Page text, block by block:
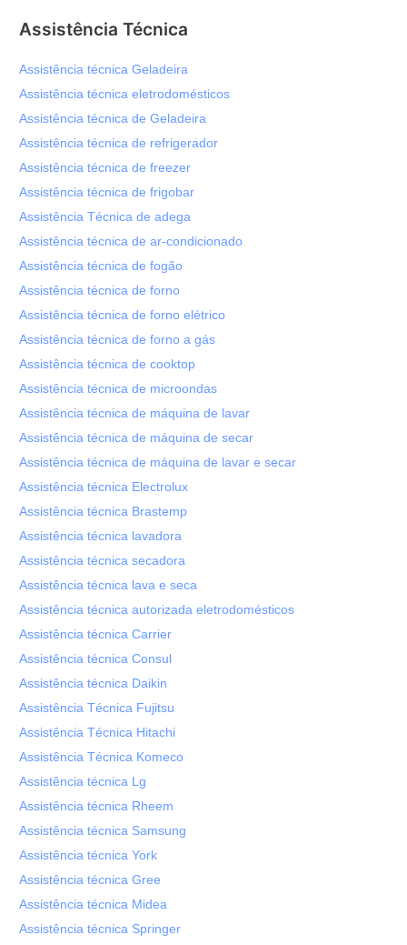
Assistência Técnica
Assistência técnica Geladeira
Assistência técnica eletrodomésticos
Assistência técnica de Geladeira
Assistência técnica de refrigerador
Assistência técnica de freezer
Assistência técnica de frigobar
Assistência Técnica de adega
Assistência técnica de ar-condicionado
Assistência técnica de fogão
Assistência técnica de forno
Assistência técnica de forno elétrico
Assistência técnica de forno a gás
Assistência técnica de cooktop
Assistência técnica de microondas
Assistência técnica de máquina de lavar
Assistência técnica de máquina de secar
Assistência técnica de máquina de lavar e secar
Assistência técnica Electrolux
Assistência técnica Brastemp
Assistência técnica lavadora
Assistência técnica secadora
Assistência técnica lava e seca
Assistência técnica autorizada eletrodomésticos
Assistência técnica Carrier
Assistência técnica Consul
Assistência técnica Daikin
Assistência Técnica Fujitsu
Assistência Técnica Hitachi
Assistência Técnica Komeco
Assistência técnica Lg
Assistência técnica Rheem
Assistência técnica Samsung
Assistência técnica York
Assistência técnica Gree
Assistência técnica Midea
Assistência técnica Springer